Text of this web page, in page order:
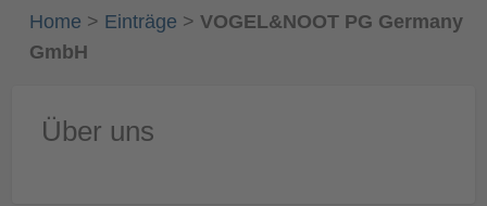
Home > Einträge > VOGEL&NOOT PG Germany
GmbH
Über uns